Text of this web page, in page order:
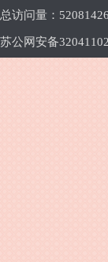
总访问量：
苏公网安备